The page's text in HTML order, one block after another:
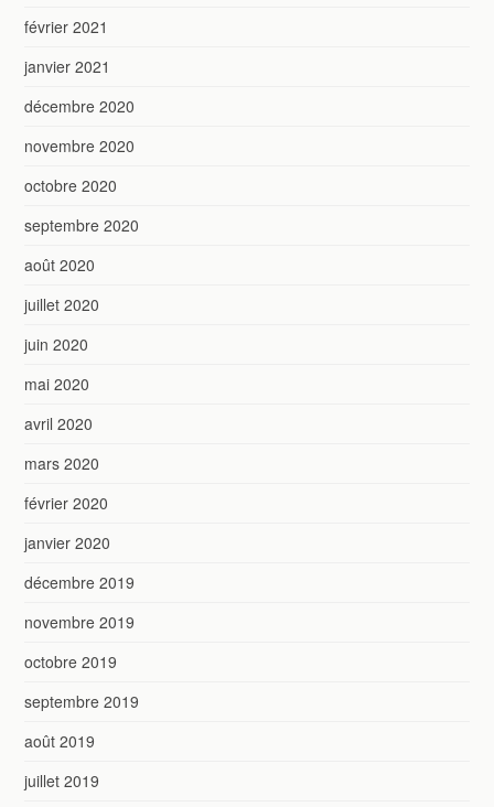
février 2021
janvier 2021
décembre 2020
novembre 2020
octobre 2020
septembre 2020
août 2020
juillet 2020
juin 2020
mai 2020
avril 2020
mars 2020
février 2020
janvier 2020
décembre 2019
novembre 2019
octobre 2019
septembre 2019
août 2019
juillet 2019